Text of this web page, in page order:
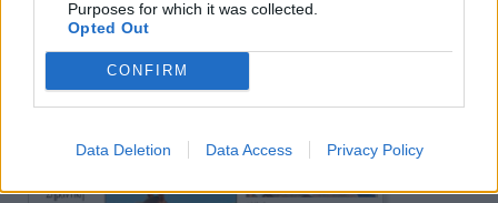
Purposes for which it was collected.
Opted Out
CONFIRM
Data Deletion Data Access Privacy Policy